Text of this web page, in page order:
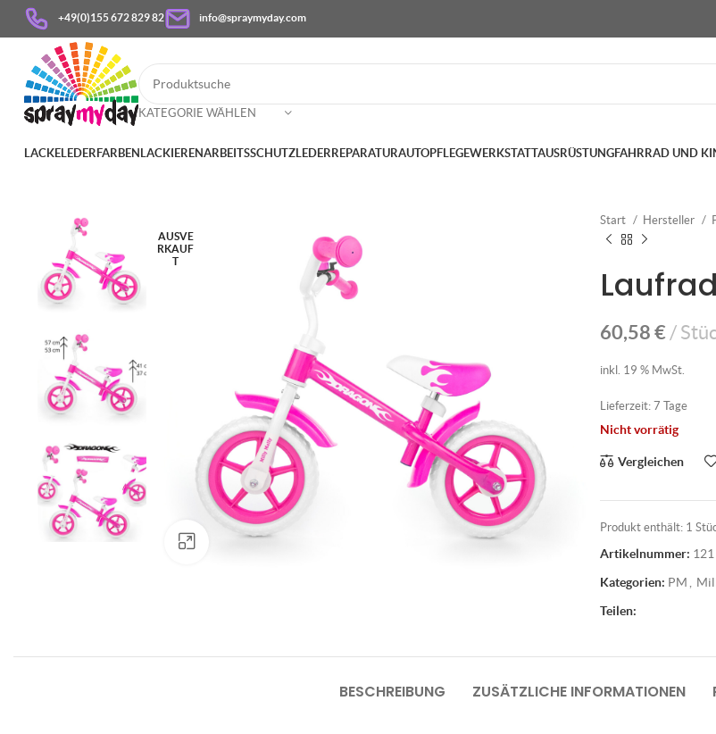
+49(0)155 672 829 82 info@spraymyday.com
KATEGORIE WÄHLEN
LACKELEDERFARBENLACKIERENARBEITSSCHUTZLEDERREPARATURAUTOPFLEGEWERKSTATTAUSRÜSTUNGFAHRRAD UND
AUSVE
RKAUF
T
Klick zum Vergrößern
Start Hersteller
60,58 €
inkl. 19 % MwSt.
Lieferzeit: 7 Tage
Nicht vorrätig
Vergleichen
Produkt enthält: 1
Artikelnummer: 121
Kategorien: PM
Teilen:
BESCHREIBUNG ZUSÄTZLICHE INFORMATIONEN